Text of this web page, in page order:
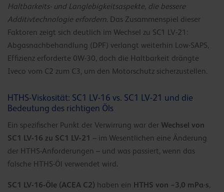
Haltbarkeits- und Langlebigkeitsaspekte, die bessere
Additivtechnologie erfordern. Das Zusammenspiel dieser
Faktoren zeigt sich deutlich im Wechsel zu SC1 LV-21:
Abgasnachbehandlung (DPF) verlangt weiterhin Low-SAPS,
Effizienz erforderte 0W-30, doch die Haltbarkeit drängte
Iveco vom C2 zum C3, um den Motorschutz sicherzustellen.
HTHS-Viskosität: SC1 LV-16 vs. SC1 LV-21 und die
Bedeutung des richtigen Öls
Ein spezifischer Punkt der Verwirrung war der Wechsel von
SC1 LV-16 zu SC1 LV-21 – im Wesentlichen eine Änderung
der HTHS-Anforderungen – und was passiert, wenn das
falsche HTHS-Öl verwendet wird.
SC1 LV-16-Öle (ACEA C2) haben ein HTHS von ~3,0 mPa·s,